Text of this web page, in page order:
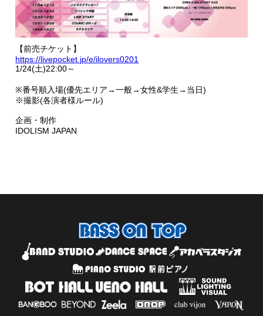
【前売チケット】
https://livepocket.jp/e/ilovers0201
1/24(土)22:00～
※番号順入場(優先エリア→一般→女性&学生→当日)
※撮影(各演者様ルール)
企画・制作
IDOLISM JAPAN